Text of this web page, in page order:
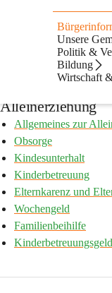
Unsere
Politik &
Bildung
Wirtschaft
Alleinerziehung
Allgemeines zur
Obsorge
Kindesunterhalt
Kinderbetreuung
Elternkarenz und
Wochengeld
Familienbeihilfe
Kinderbetreuungsgeld